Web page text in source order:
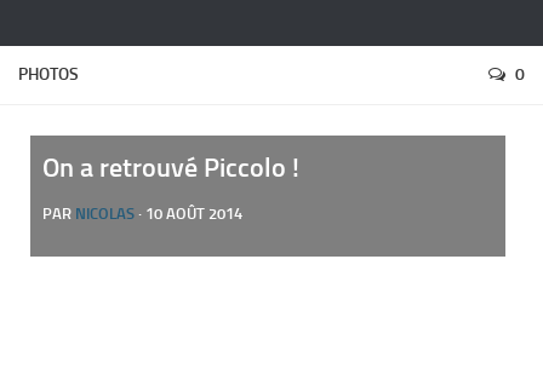
PHOTOS 0
On a retrouvé Piccolo !
PAR NICOLAS · 10 AOÛT 2014